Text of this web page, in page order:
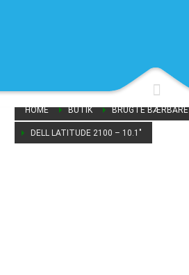
HOME BUTIK BRUGTE BÆRBARE
DELL LATITUDE 2100 – 10.1″